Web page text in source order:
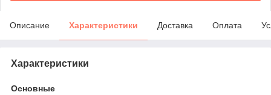
Описание Характеристики Доставка Оплата
Характеристики
Основные